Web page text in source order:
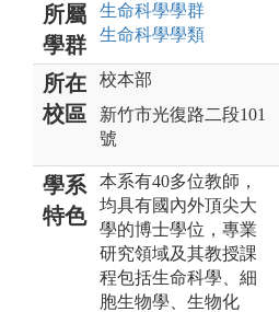
所屬
學群
生命科學學群
生命科學學類
所在
校區
校本部
新竹市光復路二段101
號
學系
特色
本系有40多位教師，
均具有國內外頂尖大
學的博士學位，專業
研究領域及其教授課
程包括生命科學、細
胞生物學、生物化